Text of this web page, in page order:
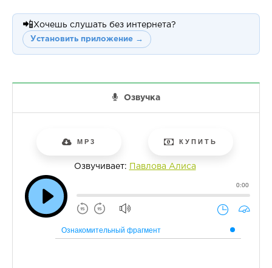
📲 Хочешь слушать без интернета?
Установить приложение →
Озвучка
MP3 КУПИТЬ
Озвучивает: Павлова Алиса
0:00
Ознакомительный фрагмент